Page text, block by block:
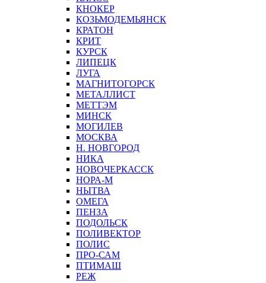
КНОКЕР
КОЗЬМОДЕМЬЯНСК
КРАТОН
КРИТ
КУРСК
ЛИПЕЦК
ЛУГА
МАГНИТОГОРСК
МЕТАЛЛИСТ
МЕТТЭМ
МИНСК
МОГИЛЕВ
МОСКВА
Н. НОВГОРОД
НИКА
НОВОЧЕРКАССК
НОРА-М
НЫТВА
ОМЕГА
ПЕНЗА
ПОДОЛЬСК
ПОЛИВЕКТОР
ПОЛИС
ПРО-САМ
ПТИМАШ
РЕЖ